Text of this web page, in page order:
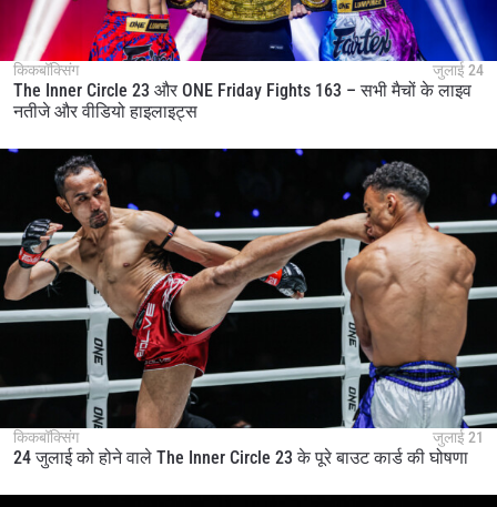
किकबॉक्सिंग जुलाई 24
The Inner Circle 23 और ONE Friday Fights 163 – सभी मैचों के लाइव
नतीजे और वीडियो हाइलाइट्स
किकबॉक्सिंग जुलाई 21
24 जुलाई को होने वाले The Inner Circle 23 के पूरे बाउट कार्ड की घोषणा